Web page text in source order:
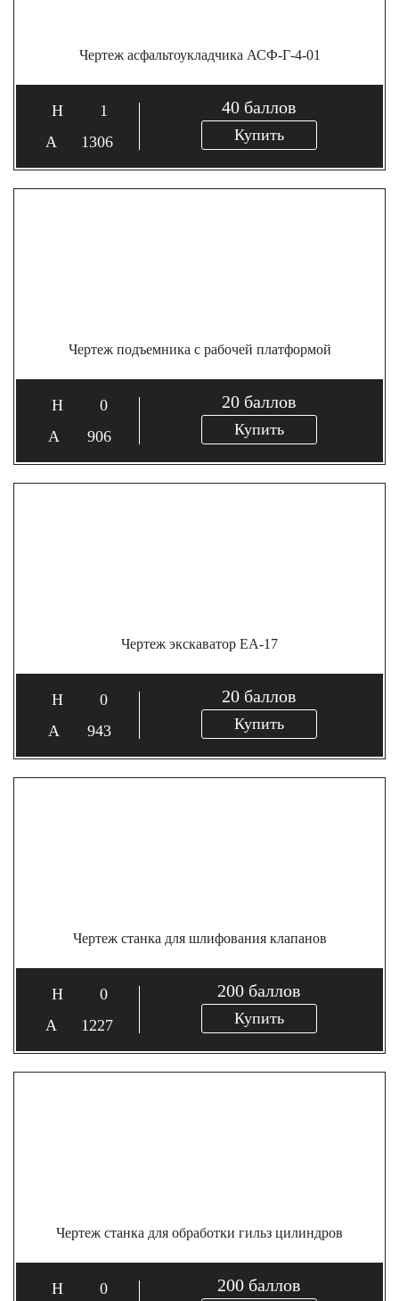
Чертеж асфальтоукладчика АСФ-Г-4-01
1
1306
40 баллов
Купить
Чертеж подъемника с рабочей платформой
0
906
20 баллов
Купить
Чертеж экскаватор ЕА-17
0
943
20 баллов
Купить
Чертеж станка для шлифования клапанов
0
1227
200 баллов
Купить
Чертеж станка для обработки гильз цилиндров
0
200 баллов